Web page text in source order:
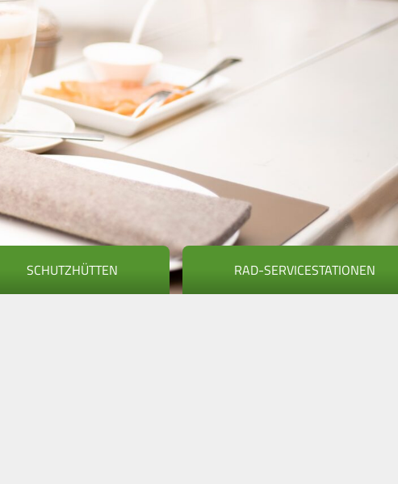
SCHUTZHÜTTEN RAD-SERVICESTATIONEN